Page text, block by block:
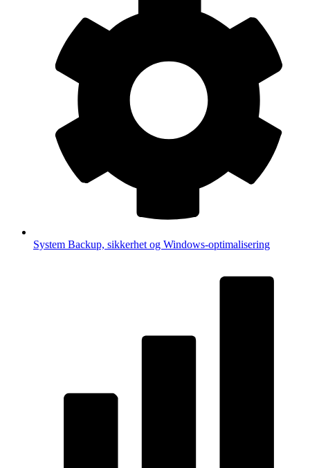
System Backup, sikkerhet og Windows-optimalisering